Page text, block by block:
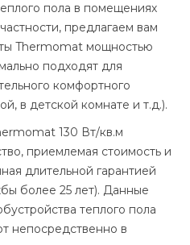
пола в помещениях
предлагаем вам
Thermomat мощностью
подходят для
комфортного
в детской комнате и т.д.).
130 Вт/кв.м
приемлемая стоимость и
длительной гарантией
более 25 лет). Данные
теплого пола
непосредственно в